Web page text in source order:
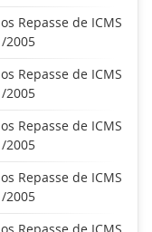
Repasse de ICMS
2005
Repasse de ICMS
2005
Repasse de ICMS
2005
Repasse de ICMS
2005